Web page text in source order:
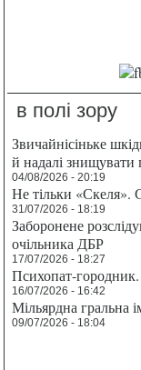
в полі зору
Звичайнісіньке
й надалі
04/08/2026 - 20:19
Не тільки
31/07/2026 - 18:19
Заборонене
очільника ДБР
17/07/2026 - 18:27
Психопат-
16/07/2026 - 16:42
Мільярдна гральна
09/07/2026 - 18:04